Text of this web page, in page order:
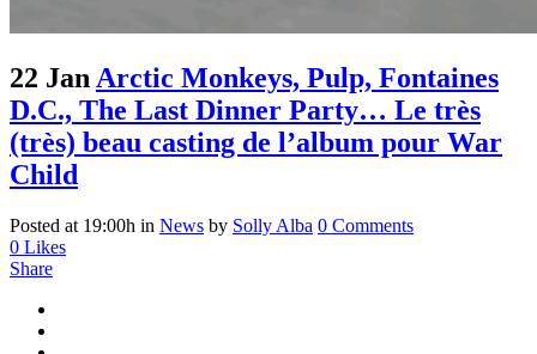
22 Jan Arctic Monkeys, Pulp, Fontaines
D.C., The Last Dinner Party… Le très
(très) beau casting de l’album pour War
Child
Posted at 19:00h in News by Solly Alba 0 Comments
0 Likes
Share